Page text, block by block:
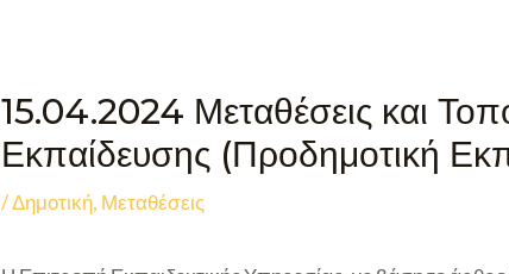
15.04.2024 Μεταθέσεις και
Εκπαίδευσης (Προδημοτική
/Δημοτική, Μεταθέσεις